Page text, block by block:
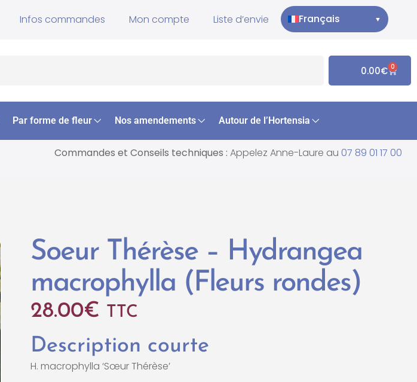
Infos commandes Mon compte Liste d’envie Français ▼
0.00€ 0
Par forme de fleur Nos amendements Autour de l’Hortensia
Commandes et Conseils techniques : Appelez Anne-Laure au 07 89 01 17 00
Soeur Thérèse – Hydrangea
macrophylla (Fleurs rondes)
28.00€ TTC
Description courte
H. macrophylla ‘Sœur Thérèse’